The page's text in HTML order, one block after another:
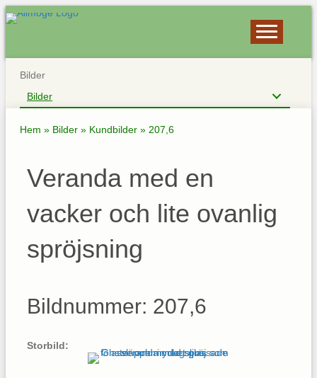
Bilder
Bilder
Hem » Bilder » Kundbilder » 207,6
Veranda med en
vacker och lite ovanlig
spröjsning
Bildnummer: 207,6
Storbild: